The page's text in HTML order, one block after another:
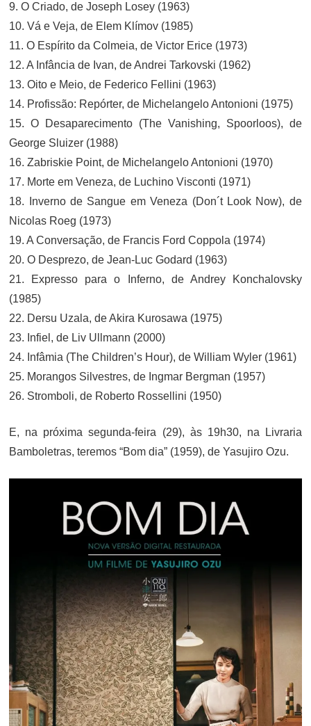
9. O Criado, de Joseph Losey (1963)
10. Vá e Veja, de Elem Klímov (1985)
11. O Espírito da Colmeia, de Victor Erice (1973)
12. A Infância de Ivan, de Andrei Tarkovski (1962)
13. Oito e Meio, de Federico Fellini (1963)
14. Profissão: Repórter, de Michelangelo Antonioni (1975)
15. O Desaparecimento (The Vanishing, Spoorloos), de
George Sluizer (1988)
16. Zabriskie Point, de Michelangelo Antonioni (1970)
17. Morte em Veneza, de Luchino Visconti (1971)
18. Inverno de Sangue em Veneza (Don´t Look Now), de
Nicolas Roeg (1973)
19. A Conversação, de Francis Ford Coppola (1974)
20. O Desprezo, de Jean-Luc Godard (1963)
21. Expresso para o Inferno, de Andrey Konchalovsky
(1985)
22. Dersu Uzala, de Akira Kurosawa (1975)
23. Infiel, de Liv Ullmann (2000)
24. Infâmia (The Children’s Hour), de William Wyler (1961)
25. Morangos Silvestres, de Ingmar Bergman (1957)
26. Stromboli, de Roberto Rossellini (1950)
E, na próxima segunda-feira (29), às 19h30, na Livraria
Bamboletras, teremos “Bom dia” (1959), de Yasujiro Ozu.